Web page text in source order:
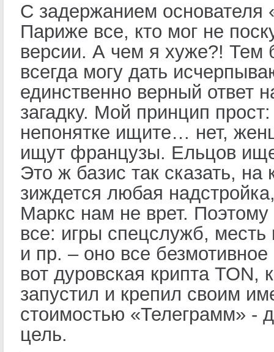
С задержанием основателя
Париже все, кто мог не
версии. А чем я хуже?! Тем
всегда могу дать
единственно верный ответ
загадку. Мой принцип
непонятке ищите… нет,
ищут французы. Ельцов
Это ж базис так сказать, на
зиждется любая
Маркс нам не врет. Поэтому
все: игры спецслужб, месть
и пр. – оно все безмотивное
вот дуровская крипта TON,
запустил и крепил своим
стоимостью «Телеграмм» -
цель.